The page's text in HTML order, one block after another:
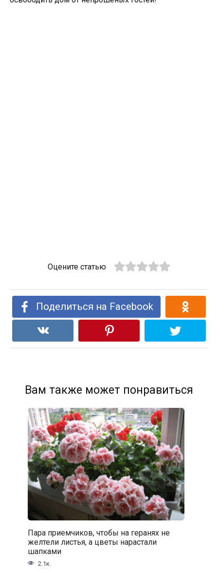
Оцените статью
Поделиться на Facebook
Вам также может понравиться
Пара приемчиков, чтобы на геранях не
желтели листья, а цветы нарастали
шапками
2.1к.